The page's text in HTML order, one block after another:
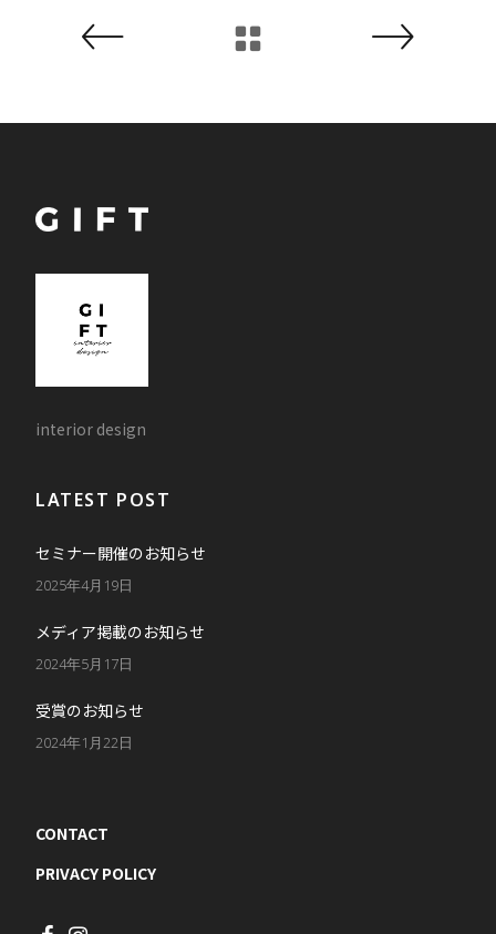
interior design
LATEST POST
セミナー開催のお知らせ
2025年4月19日
メディア掲載のお知らせ
2024年5月17日
受賞のお知らせ
2024年1月22日
CONTACT
PRIVACY POLICY